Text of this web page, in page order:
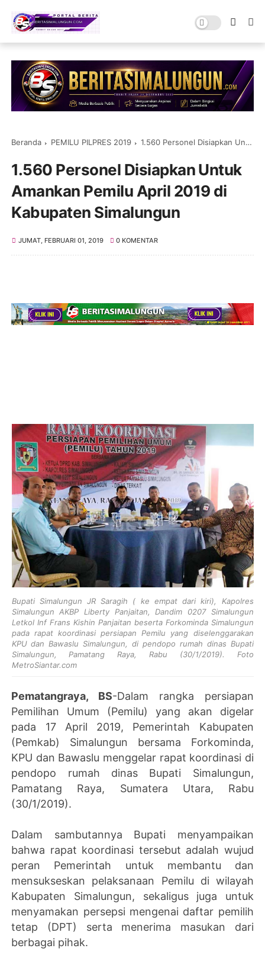
Beranda PEMILU PILPRES 2019 1.560 Personel Disiapkan Untuk Amankan Pemilu April 2019 di Kabupaten Simalungun
1.560 Personel Disiapkan Untuk
Amankan Pemilu April 2019 di
Kabupaten Simalungun
JUMAT, FEBRUARI 01, 2019 0 KOMENTAR
Bupati Simalungun JR Saragih ( ke empat dari kiri), Kapolres
Simalungun AKBP Liberty Panjaitan, Dandim 0207 Simalungun
Letkol Inf Frans Kishin Panjaitan beserta Forkominda Simalungun
pada rapat koordinasi persiapan Pemilu yang diselenggarakan
KPU dan Bawaslu Simalungun, di pendopo rumah dinas Bupati
Simalungun, Pamatang Raya, Rabu (30/1/2019). Foto
MetroSiantar.com
Pematangraya, BS-Dalam rangka persiapan
Pemilihan Umum (Pemilu) yang akan digelar
pada 17 April 2019, Pemerintah Kabupaten
(Pemkab) Simalungun bersama Forkominda,
KPU dan Bawaslu menggelar rapat koordinasi di
pendopo rumah dinas Bupati Simalungun,
Pamatang Raya, Sumatera Utara, Rabu
(30/1/2019).
Dalam sambutannya Bupati menyampaikan
bahwa rapat koordinasi tersebut adalah wujud
peran Pemerintah untuk membantu dan
mensukseskan pelaksanaan Pemilu di wilayah
Kabupaten Simalungun, sekaligus juga untuk
menyamakan persepsi mengenai daftar pemilih
tetap (DPT) serta menerima masukan dari
berbagai pihak.